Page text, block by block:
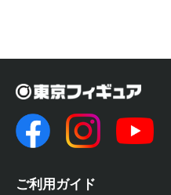
ご利用ガイド